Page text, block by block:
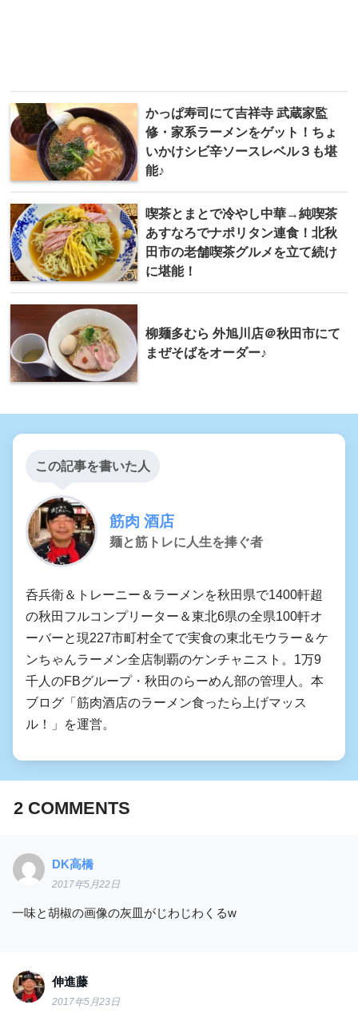
かっぱ寿司にて吉祥寺 武蔵家監
修・家系ラーメンをゲット！ちょ
いかけシビ辛ソースレベル３も堪
能♪
喫茶とまとで冷やし中華→純喫茶
あすなろでナポリタン連食！北秋
田市の老舗喫茶グルメを立て続け
に堪能！
柳麺多むら 外旭川店＠秋田市にて
まぜそばをオーダー♪
この記事を書いた人
筋肉 酒店
麺と筋トレに人生を捧ぐ者
呑兵衛＆トレーニー＆ラーメンを秋田県で1400軒超
の秋田フルコンプリーター＆東北6県の全県100軒オ
ーバーと現227市町村全てで実食の東北モウラー＆ケ
ンちゃんラーメン全店制覇のケンチャニスト。1万9
千人のFBグループ・秋田のらーめん部の管理人。本
ブログ「筋肉酒店のラーメン食ったら上げマッス
ル！」を運営。
2COMMENTS
DK高橋
2017年5月22日
一味と胡椒の画像の灰皿がじわじわくるw
伸進藤
2017年5月23日